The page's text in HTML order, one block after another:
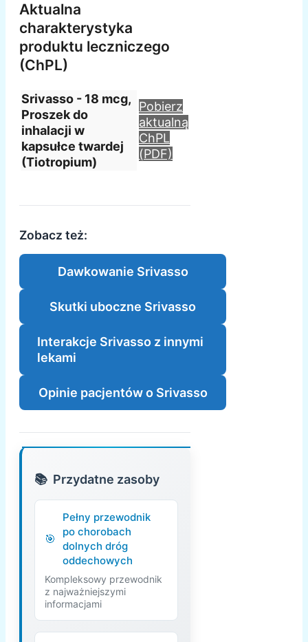
Aktualna
charakterystyka
produktu leczniczego
(ChPL)
Srivasso - 18 mcg,
Proszek do
inhalacji w
kapsułce twardej
(Tiotropium)
Pobierz
aktualną
ChPL
(PDF)
Zobacz też:
Dawkowanie Srivasso
Skutki uboczne Srivasso
Interakcje Srivasso z innymi
lekami
Opinie pacjentów o Srivasso
Przydatne zasoby
Pełny przewodnik
po chorobach
dolnych dróg
oddechowych
Kompleksowy przewodnik
z najważniejszymi
informacjami